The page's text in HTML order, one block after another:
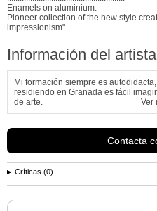
Enamels on aluminium.
Pioneer collection of the new style
impressionism".
Información del artista
Mi formación siempre es
residiendo en Granada es fácil
de arte.
Ver
Contacta
Críticas (0)